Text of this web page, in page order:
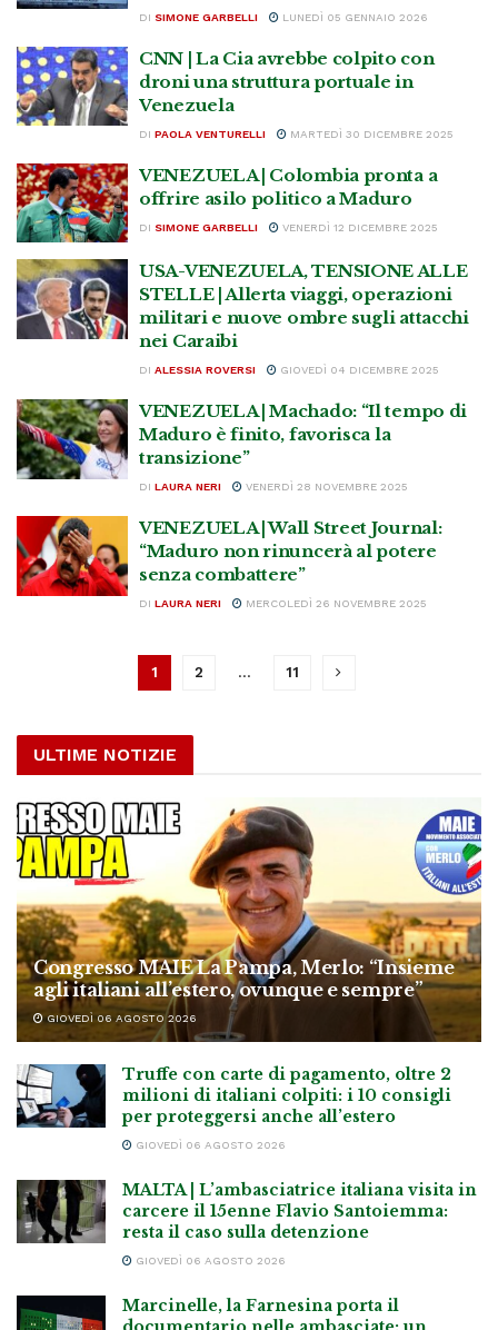
DI SIMONE GARBELLI LUNEDÌ 05 GENNAIO 2026
CNN | La Cia avrebbe colpito con
droni una struttura portuale in
Venezuela
DI PAOLA VENTURELLI MARTEDÌ 30 DICEMBRE 2025
VENEZUELA | Colombia pronta a
offrire asilo politico a Maduro
DI SIMONE GARBELLI VENERDÌ 12 DICEMBRE 2025
USA-VENEZUELA, TENSIONE ALLE
STELLE | Allerta viaggi, operazioni
militari e nuove ombre sugli attacchi
nei Caraibi
DI ALESSIA ROVERSI GIOVEDÌ 04 DICEMBRE 2025
VENEZUELA | Machado: “Il tempo di
Maduro è finito, favorisca la
transizione”
DI LAURA NERI VENERDÌ 28 NOVEMBRE 2025
VENEZUELA | Wall Street Journal:
“Maduro non rinuncerà al potere
senza combattere”
DI LAURA NERI MERCOLEDÌ 26 NOVEMBRE 2025
1 2 … 11
ULTIME NOTIZIE
Congresso MAIE La Pampa, Merlo: “Insieme
agli italiani all’estero, ovunque e sempre”
GIOVEDÌ 06 AGOSTO 2026
Truffe con carte di pagamento, oltre 2
milioni di italiani colpiti: i 10 consigli
per proteggersi anche all’estero
GIOVEDÌ 06 AGOSTO 2026
MALTA | L’ambasciatrice italiana visita in
carcere il 15enne Flavio Santoiemma:
resta il caso sulla detenzione
GIOVEDÌ 06 AGOSTO 2026
Marcinelle, la Farnesina porta il